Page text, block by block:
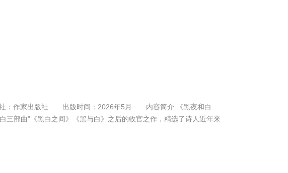
作家出版社 出版时间：2026年5月 内容简介:《黑夜和白
三部曲”《黑白之间》《黑与白》之后的收官之作，精选了诗人近年来